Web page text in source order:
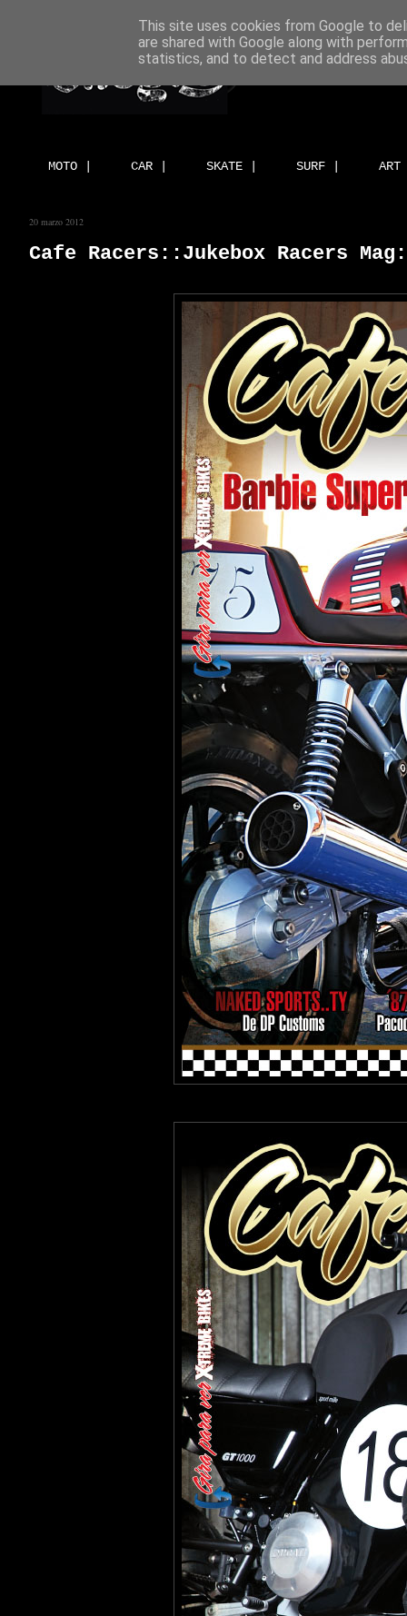
MOTO | CAR | SKATE | SURF |
20 marzo 2012
Cafe Racers::Jukebox Racers
This site uses cookies from Google to
are shared with Google along with
statistics, and to detect and address